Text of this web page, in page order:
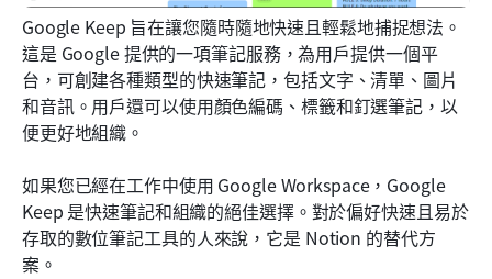
Google Keep 旨在讓您隨時隨地快速且輕鬆地捕捉想法。
這是 Google 提供的一項筆記服務，為用戶提供一個平
台，可創建各種類型的快速筆記，包括文字、清單、圖片
和音訊。用戶還可以使用顏色編碼、標籤和釘選筆記，以
便更好地組織。
如果您已經在工作中使用 Google Workspace，Google
Keep 是快速筆記和組織的絕佳選擇。對於偏好快速且易於
存取的數位筆記工具的人來說，它是 Notion 的替代方
案。